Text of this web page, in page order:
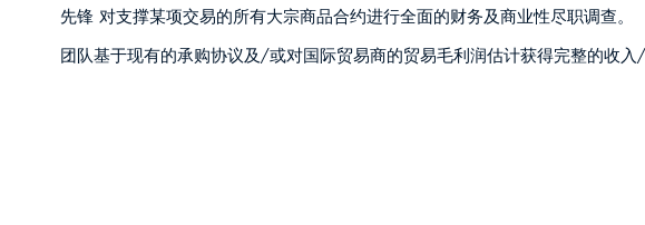
先锋 对支撑某项交易的所有大宗商品合约进行全面的财务及商业性尽职调查。
团队基于现有的承购协议及/或对国际贸易商的贸易毛利润估计获得完整的收入